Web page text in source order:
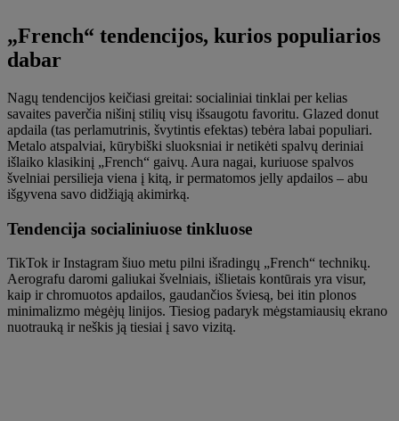
„French“ tendencijos, kurios populiarios
dabar
Nagų tendencijos keičiasi greitai: socialiniai tinklai per kelias
savaites paverčia nišinį stilių visų išsaugotu favoritu. Glazed donut
apdaila (tas perlamutrinis, švytintis efektas) tebėra labai populiari.
Metalo atspalviai, kūrybiški sluoksniai ir netikėti spalvų deriniai
išlaiko klasikinį „French“ gaivų. Aura nagai, kuriuose spalvos
švelniai persilieja viena į kitą, ir permatomos jelly apdailos – abu
išgyvena savo didžiąją akimirką.
Tendencija socialiniuose tinkluose
TikTok ir Instagram šiuo metu pilni išradingų „French“ technikų.
Aerografu daromi galiukai švelniais, išlietais kontūrais yra visur,
kaip ir chromuotos apdailos, gaudančios šviesą, bei itin plonos
minimalizmo mėgėjų linijos. Tiesiog padaryk mėgstamiausių ekrano
nuotrauką ir neškis ją tiesiai į savo vizitą.